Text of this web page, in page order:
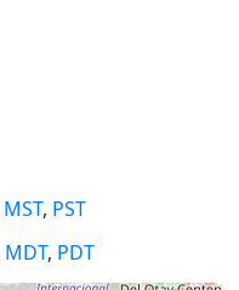
MST, PST
MDT, PDT